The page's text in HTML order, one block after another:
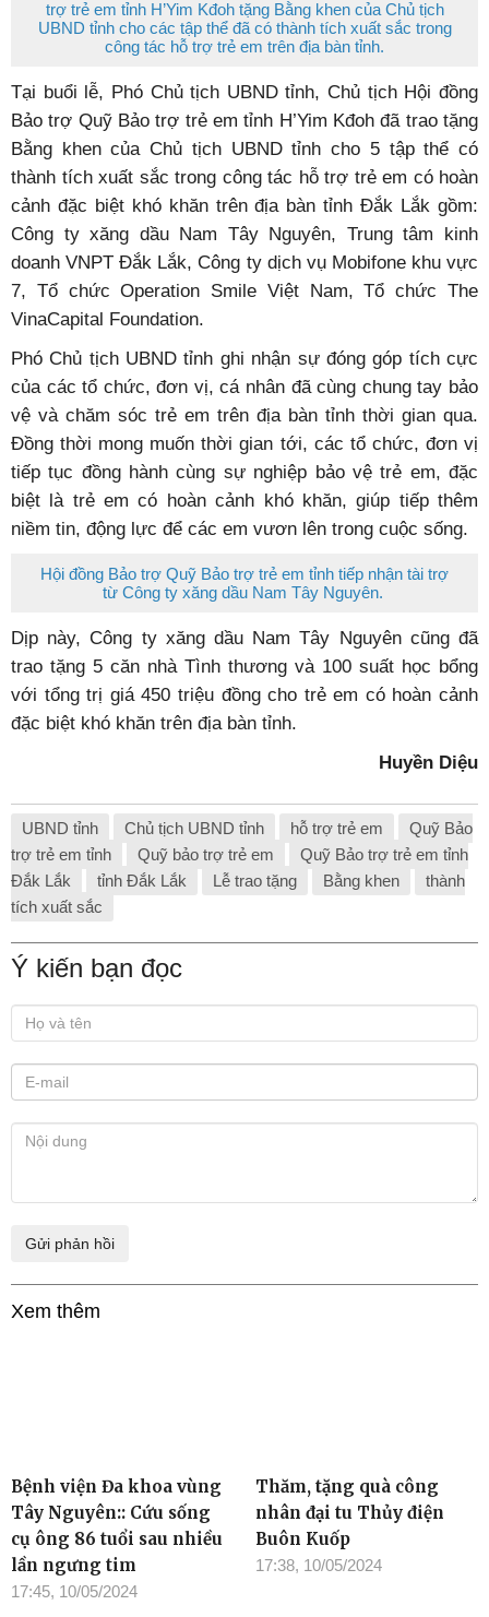
trợ trẻ em tỉnh H’Yim Kđoh tặng Bằng khen của Chủ tịch
UBND tỉnh cho các tập thể đã có thành tích xuất sắc trong
công tác hỗ trợ trẻ em trên địa bàn tỉnh.
Tại buổi lễ, Phó Chủ tịch UBND tỉnh, Chủ tịch Hội đồng
Bảo trợ Quỹ Bảo trợ trẻ em tỉnh H’Yim Kđoh đã trao tặng
Bằng khen của Chủ tịch UBND tỉnh cho 5 tập thể có
thành tích xuất sắc trong công tác hỗ trợ trẻ em có hoàn
cảnh đặc biệt khó khăn trên địa bàn tỉnh Đắk Lắk gồm:
Công ty xăng dầu Nam Tây Nguyên, Trung tâm kinh
doanh VNPT Đắk Lắk, Công ty dịch vụ Mobifone khu vực
7, Tổ chức Operation Smile Việt Nam, Tổ chức The
VinaCapital Foundation.
Phó Chủ tịch UBND tỉnh ghi nhận sự đóng góp tích cực
của các tổ chức, đơn vị, cá nhân đã cùng chung tay bảo
vệ và chăm sóc trẻ em trên địa bàn tỉnh thời gian qua.
Đồng thời mong muốn thời gian tới, các tổ chức, đơn vị
tiếp tục đồng hành cùng sự nghiệp bảo vệ trẻ em, đặc
biệt là trẻ em có hoàn cảnh khó khăn, giúp tiếp thêm
niềm tin, động lực để các em vươn lên trong cuộc sống.
Hội đồng Bảo trợ Quỹ Bảo trợ trẻ em tỉnh tiếp nhận tài trợ
từ Công ty xăng dầu Nam Tây Nguyên.
Dịp này, Công ty xăng dầu Nam Tây Nguyên cũng đã
trao tặng 5 căn nhà Tình thương và 100 suất học bổng
với tổng trị giá 450 triệu đồng cho trẻ em có hoàn cảnh
đặc biệt khó khăn trên địa bàn tỉnh.
Huyền Diệu
UBND tỉnh Chủ tịch UBND tỉnh hỗ trợ trẻ em
Quỹ Bảo
trợ trẻ em tỉnh
Quỹ bảo trợ trẻ em
Quỹ Bảo trợ trẻ em tỉnh
Đắk Lắk
tỉnh Đắk Lắk Lễ trao tặng Bằng khen
thành
tích xuất sắc
Ý kiến bạn đọc
Xem thêm
Bệnh viện Đa khoa vùng
Tây Nguyên:: Cứu sống
cụ ông 86 tuổi sau nhiều
lần ngưng tim
17:45, 10/05/2024
Thăm, tặng quà công
nhân đại tu Thủy điện
Buôn Kuốp
17:38, 10/05/2024